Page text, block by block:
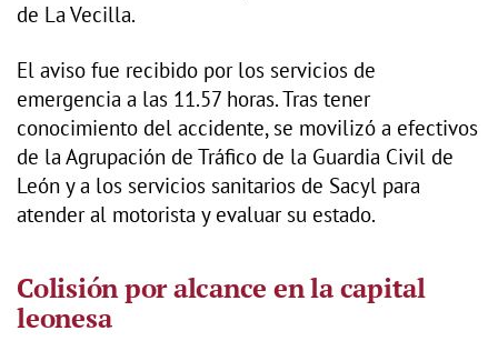
de La Vecilla.
El aviso fue recibido por los servicios de
emergencia a las 11.57 horas. Tras tener
conocimiento del accidente, se movilizó a efectivos
de la Agrupación de Tráfico de la Guardia Civil de
León y a los servicios sanitarios de Sacyl para
atender al motorista y evaluar su estado.
Colisión por alcance en la capital
leonesa